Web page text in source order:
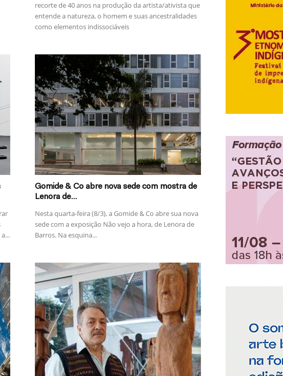
recorte de 40 anos na produção da artista/ativista que
entende a natureza, o homem e suas ancestralidades
como elementos indissociáveis
Gomide & Co abre nova sede com mostra de
Lenora de...
Nesta quarta-feira (8/3), a Gomide & Co abre sua nova
sede com a exposição Não vejo a hora, de Lenora de
Barros. Na esquina...